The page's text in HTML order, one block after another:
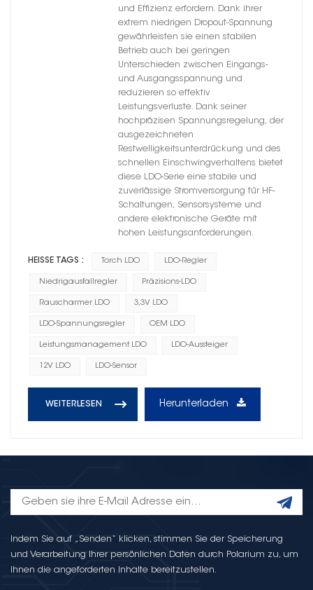
und Effizienz erfordern. Dank ihrer
extrem niedrigen Dropout-Spannung
gewährleisten sie einen stabilen
Betrieb auch bei geringen
Unterschieden zwischen Eingangs-
und Ausgangsspannung und
reduzieren so effektiv
Leistungsverluste. Dank seiner
hochpräzisen Spannungsregelung, der
ausgezeichneten
Restwelligkeitsunterdrückung und des
schnellen Einschwingverhaltens bietet
diese LDO-Serie eine stabile und
zuverlässige Stromversorgung für HF-
Schaltungen, Sensorsysteme und
andere elektronische Geräte mit
hohen Leistungsanforderungen.
HEISSE TAGS : Torch LDO LDO-Regler
Niedrigausfallregler Präzisions-LDO
Rauscharmer LDO 3,3V LDO
LDO-Spannungsregler OEM LDO
Leistungsmanagement LDO LDO-Aussteiger
12V LDO LDO-Sensor
WEITERLESEN Herunterladen
Indem Sie auf „Senden“ klicken, stimmen Sie der Speicherung
und Verarbeitung Ihrer persönlichen Daten durch Polarium zu, um
Ihnen die angeforderten Inhalte bereitzustellen.